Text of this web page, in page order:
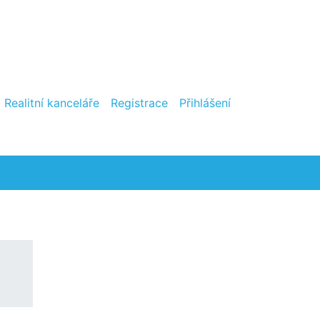
Realitní kanceláře Registrace Přihlášení